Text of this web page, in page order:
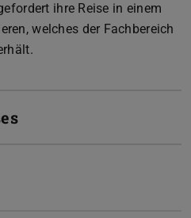
ihre Reise in einem
welches der Fachbereich